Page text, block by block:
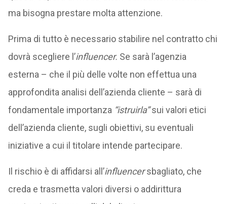
ma bisogna prestare molta attenzione.
Prima di tutto è necessario stabilire nel contratto chi
dovrà scegliere l’influencer. Se sarà l’agenzia
esterna – che il più delle volte non effettua una
approfondita analisi dell’azienda cliente – sarà di
fondamentale importanza “istruirla”sui valori etici
dell’azienda cliente, sugli obiettivi, su eventuali
iniziative a cui il titolare intende partecipare.
Il rischio è di affidarsi all’influencersbagliato, che
creda e trasmetta valori diversi o addirittura